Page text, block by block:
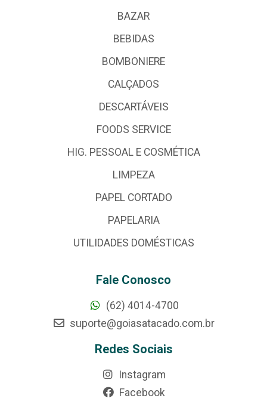
BAZAR
BEBIDAS
BOMBONIERE
CALÇADOS
DESCARTÁVEIS
FOODS SERVICE
HIG. PESSOAL E COSMÉTICA
LIMPEZA
PAPEL CORTADO
PAPELARIA
UTILIDADES DOMÉSTICAS
Fale Conosco
(62) 4014-4700
suporte@goiasatacado.com.br
Redes Sociais
Instagram
Facebook